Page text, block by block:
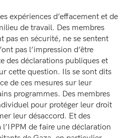
expériences d’effacement et de
de travail. Des membres
pas en sécurité, ne se sentent
pas l’impression d’être
des déclarations publiques et
cette question. Ils se sont dits
de ces mesures sur leur
programmes. Des membres
pour protéger leur droit
leur désaccord. Et des
de faire une déclaration